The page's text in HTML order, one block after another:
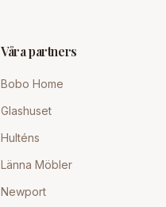
Våra partners
Bobo Home
Glashuset
Hulténs
Länna Möbler
Newport